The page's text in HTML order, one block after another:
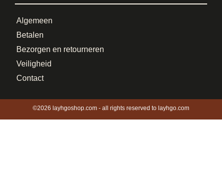
Algemeen
Betalen
Bezorgen en retourneren
Veiligheid
Contact
©2026 layhgoshop.com - all rights reserved to layhgo.com